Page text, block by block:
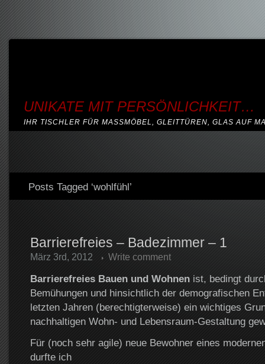
UNIKATE MIT PERSÖNLICHKEIT…
IHR TISCHLER FÜR MASSMÖBEL, GLEITTÜREN, GLAS AUF
Posts Tagged ‘wohlfühl’
Barrierefreies – Badezimmer – 1
März 3rd, 2012 Write comment
Barrierefreies Bauen und Wohnenist, bedingt
Bemühungen und hinsichtlich der demografischen
letzten Jahren (berechtigterweise) ein wichtiges
nachhaltigen Wohn- und Lebensraum-Gestaltung
Für (noch sehr agile) neue Bewohner eines
durfte ich